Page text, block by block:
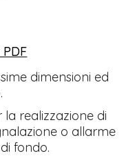
dimensioni ed
realizzazione di
o allarme
fondo.